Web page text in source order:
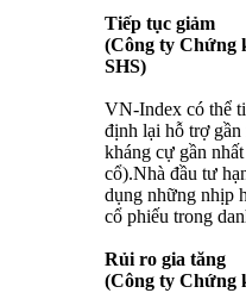
Tiếp tục giảm
(Công ty Chứng
SHS)
VN-Index có thể
định lại hỗ trợ
kháng cự gần
cổ).Nhà đầu tư
dụng những nhịp
cổ phiếu trong
Rủi ro gia tăng
(Công ty Chứng